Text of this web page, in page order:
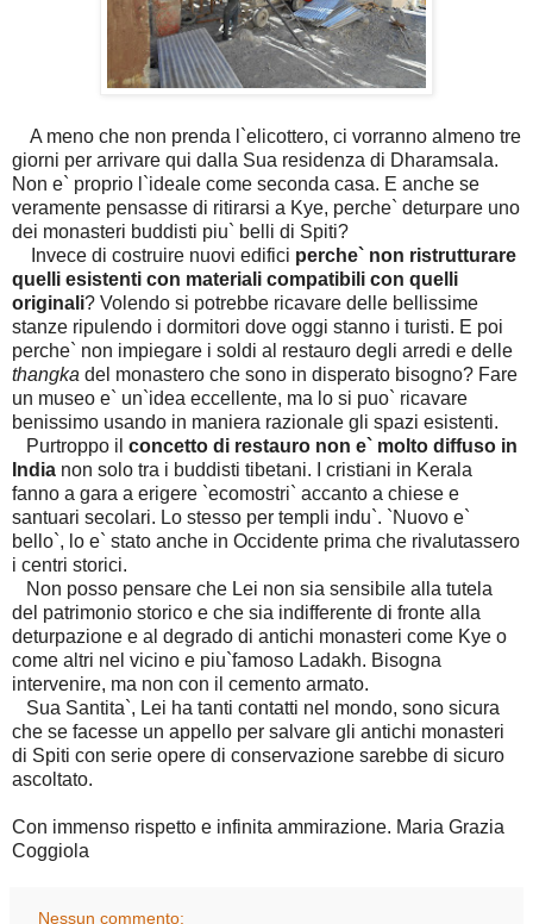
A meno che non prenda l`elicottero, ci vorranno almeno tre
giorni per arrivare qui dalla Sua residenza di Dharamsala.
Non e` proprio l`ideale come seconda casa. E anche se
veramente pensasse di ritirarsi a Kye, perche` deturpare uno
dei monasteri buddisti piu` belli di Spiti?
Invece di costruire nuovi edifici perche` non ristrutturare
quelli esistenti con materiali compatibili con quelli
originali? Volendo si potrebbe ricavare delle bellissime
stanze ripulendo i dormitori dove oggi stanno i turisti. E poi
perche` non impiegare i soldi al restauro degli arredi e delle
thangka del monastero che sono in disperato bisogno? Fare
un museo e` un`idea eccellente, ma lo si puo` ricavare
benissimo usando in maniera razionale gli spazi esistenti.
Purtroppo il concetto di restauro non e` molto diffuso in
India non solo tra i buddisti tibetani. I cristiani in Kerala
fanno a gara a erigere `ecomostri` accanto a chiese e
santuari secolari. Lo stesso per templi indu`. `Nuovo e`
bello`, lo e` stato anche in Occidente prima che rivalutassero
i centri storici.
Non posso pensare che Lei non sia sensibile alla tutela
del patrimonio storico e che sia indifferente di fronte alla
deturpazione e al degrado di antichi monasteri come Kye o
come altri nel vicino e piu`famoso Ladakh. Bisogna
intervenire, ma non con il cemento armato.
Sua Santita`, Lei ha tanti contatti nel mondo, sono sicura
che se facesse un appello per salvare gli antichi monasteri
di Spiti con serie opere di conservazione sarebbe di sicuro
ascoltato.
Con immenso rispetto e infinita ammirazione. Maria Grazia
Coggiola
Nessun commento: